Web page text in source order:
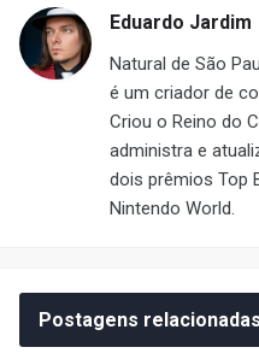
Eduardo Jardim
Natural de São
é um criador de
Criou o Reino do
administra e
dois prêmios Top
Nintendo World.
Postagens relacionadas